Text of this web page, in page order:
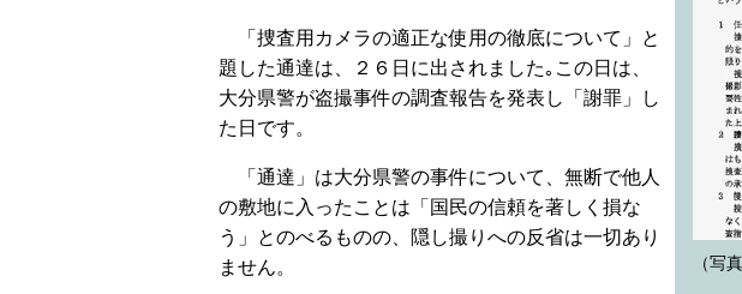
（写
「捜査用カメラの適正な使用の徹底について」と
題した通達は、２６日に出されました｡この日は、
大分県警が盗撮事件の調査報告を発表し「謝罪」し
た日です。
「通達」は大分県警の事件について、無断で他人
の敷地に入ったことは「国民の信頼を著しく損な
う」とのべるものの、隠し撮りへの反省は一切あり
ません。